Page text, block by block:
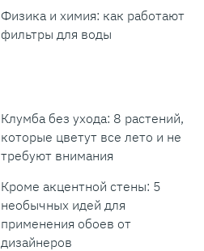
Физика и химия: как работают
фильтры для воды
Клумба без ухода: 8 растений,
которые цветут все лето и не
требуют внимания
Кроме акцентной стены: 5
необычных идей для
применения обоев от
дизайнеров